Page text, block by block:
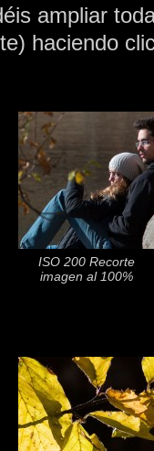
ampliar
haciendo
ISO 200 Recorte
imagen al 100%